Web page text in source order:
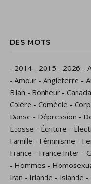
DES MOTS
- 2014 - 2015 - 2026 -
- Amour - Angleterre -
Bilan - Bonheur - Canada
Colère - Comédie -
Danse - Dépression -
Ecosse - Écriture -
Famille - Féminisme -
France - France Inter -
- Hommes -
Iran - Irlande - Islande -